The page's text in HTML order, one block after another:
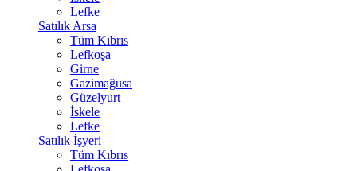
Lefke
Satılık Arsa
Tüm Kıbrıs
Lefkoşa
Girne
Gazimağusa
Güzelyurt
İskele
Lefke
Satılık İşyeri
Tüm Kıbrıs